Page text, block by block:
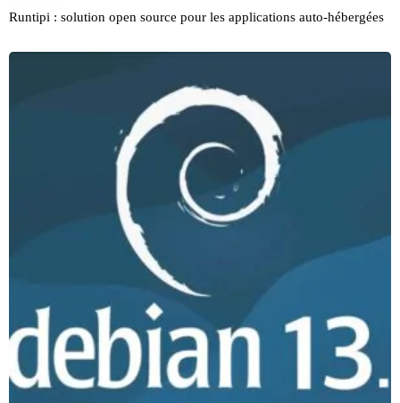
Runtipi : solution open source pour les applications auto-hébergées